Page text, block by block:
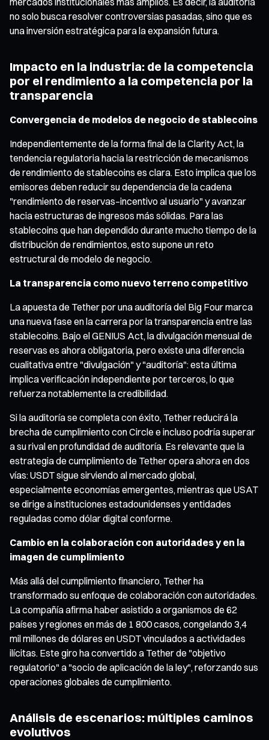
no solo busca resolver controversias pasadas, sino que es
una inversión estratégica para la expansión futura.
Impacto en la industria: de la competencia
por el rendimiento a la competencia por la
transparencia
Convergencia de modelos de negocio de stablecoins
Independientemente de la forma final de la Clarity Act, la
tendencia regulatoria hacia la restricción de mecanismos
de rendimiento de stablecoins es clara. Esto implica que los
emisores deben reducir su dependencia de la cadena
"rendimiento de reservas–incentivo al usuario" y avanzar
hacia estructuras de ingresos más sólidas. Para las
stablecoins que han dependido durante mucho tiempo de la
distribución de rendimientos, esto supone un reto
estructural de modelo de negocio.
La transparencia como nuevo terreno competitivo
La apuesta de Tether por una auditoría del Big Four marca
una nueva fase en la carrera por la transparencia entre las
stablecoins. Bajo el GENIUS Act, la divulgación mensual de
reservas es ahora obligatoria, pero existe una diferencia
cualitativa entre "divulgación" y "auditoría": esta última
implica verificación independiente por terceros, lo que
refuerza notablemente la credibilidad.
Si la auditoría se completa con éxito, Tether reducirá la
brecha de cumplimiento con Circle e incluso podría superar
a su rival en profundidad de auditoría. Es relevante que la
estrategia de cumplimiento de Tether opera ahora en dos
vías: USDT sigue sirviendo al mercado global,
especialmente economías emergentes, mientras que USAT
se dirige a instituciones estadounidenses y entidades
reguladas como dólar digital conforme.
Cambio en la colaboración con autoridades y en la
imagen de cumplimiento
Más allá del cumplimiento financiero, Tether ha
transformado su enfoque de colaboración con autoridades.
La compañía afirma haber asistido a organismos de 62
países y regiones en más de 1 800 casos, congelando 3,4
mil millones de dólares en USDT vinculados a actividades
ilícitas. Este giro ha convertido a Tether de "objetivo
regulatorio" a "socio de aplicación de la ley", reforzando sus
operaciones globales de cumplimiento.
Análisis de escenarios: múltiples caminos
evolutivos